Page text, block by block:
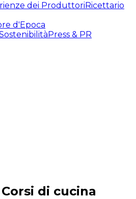
dei ProduttoriRicettario
d'Epoca
Press & PR
Esperienze
di cucina